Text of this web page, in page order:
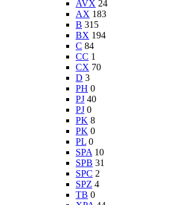
AVX 24
AX 183
B 315
BX 194
C 84
CC 1
CX 70
D 3
PH 0
PJ 40
PJ 0
PK 8
PK 0
PL 0
SPA 10
SPB 31
SPC 2
SPZ 4
TB 0